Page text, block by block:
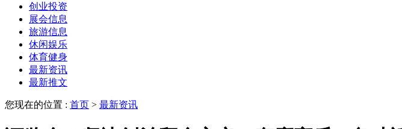
创业投资
展会信息
旅游信息
休闲娱乐
体育健身
最新资讯
最新推文
您现在的位置 : 首页 > 最新资讯